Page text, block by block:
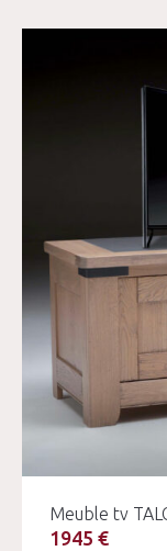
Meuble tv
1945 €